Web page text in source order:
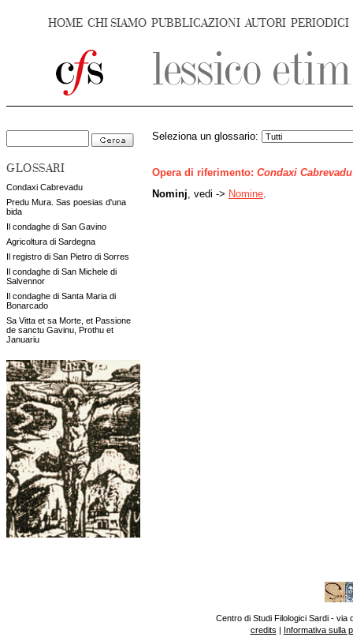
HOME CHI SIAMO PUBBLICAZIONI AUTORI PERIODICI
GLOSSARI
Condaxi Cabrevadu
Predu Mura. Sas poesias d'una
bida
Il condaghe di San Gavino
Agricoltura di Sardegna
Il registro di San Pietro di Sorres
Il condaghe di San Michele di
Salvennor
Il condaghe di Santa Maria di
Bonarcado
Sa Vitta et sa Morte, et Passione
de sanctu Gavinu, Prothu et
Januariu
Seleziona un glossario:
Opera di riferimento: Condaxi Cabrevadu
Nominj , vedi -> Nomine
Centro di Studi Filologici Sardi - via
credits | Informativa sulla